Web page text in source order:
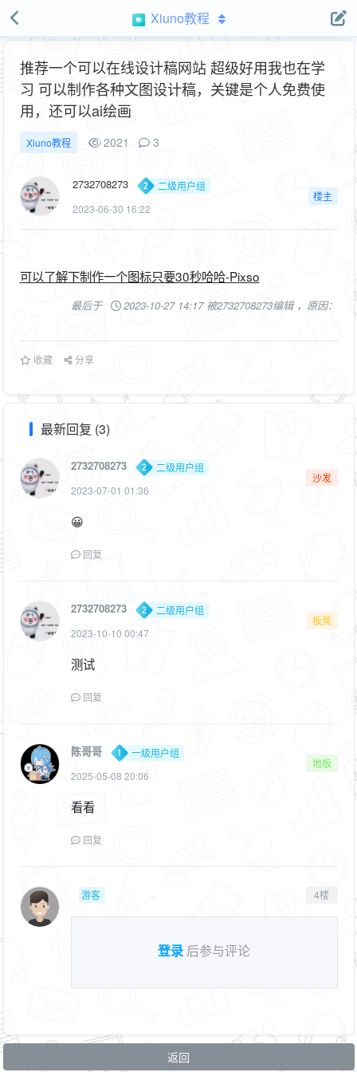
Xiuno教程
推荐一个可以在线设计稿网站 超级好用我也在学
习 可以制作各种文图设计稿，关键是个人免费使
用，还可以ai绘画
Xiuno教程 2021 3
2732708273
二级用户组
2023-06-30 16:22
楼主
可以了解下制作一个图标只要30秒哈哈-Pixso
最后于 2023-10-27 14:17 被2732708273编辑 ，原因：
收藏 分享
最新回复 (3)
2732708273
二级用户组
2023-07-01 01:36
沙发
😀
回复
2732708273
二级用户组
2023-10-10 00:47
板凳
测试
回复
陈哥哥
一级用户组
2025-05-08 20:06
地板
看看
回复
游客 4楼
登录 后参与评论
返回